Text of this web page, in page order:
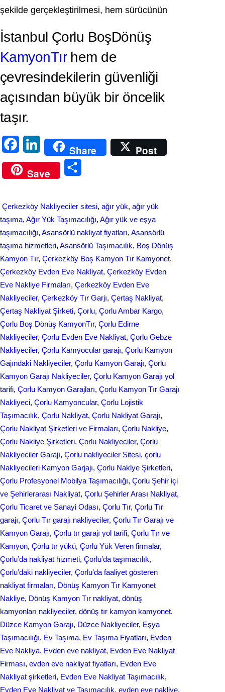
şekilde gerçekleştirilmesi, hem sürücünün
İstanbul Çorlu BoşDönüş
KamyonTırhem de
çevresindekilerin güvenliği
açısından büyük bir öncelik
taşır.
a
c
o
o
k
i
n
d
I
n
Share
Post
Save
r
e
Çerkezköy Nakliyeciler sitesi, ağır yük, ağır yük
taşıma, Ağır Yük Taşımacılığı, Ağır yük ve eşya
taşımacılığı, Asansörlü nakliyat fiyatları, Asansörlü
taşıma hizmetleri, Asansörlü Taşımacılık, Boş Dönüş
Kamyon Tır, Çerkezköy Boş Kamyon Tır Kamyonet
Çerkezköy Evden Eve Nakliyat, Çerkezköy Evden
Eve Nakliye Firmaları, Çerkezköy Evden Eve
Nakliyeciler, Çerkezköy Tır Garjı, Çertaş Nakliyat
Çertaş Nakliyat Şirketi, Çorlu, Çorlu Ambar Kargo
Çorlu Boş Dönüş KamyonTır, Çorlu Edirne
Nakliyeciler, Çorlu Evden Eve Nakliyat, Çorlu Gebze
Nakliyeciler, Çorlu Kamyocular garajı, Çorlu Kamyon
Gajındaki Nakliyeciler, Çorlu Kamyon Garajı, Çorlu
Kamyon Garajı Nakliyeciler, Çorlu Kamyon Garajı yol
tarifi, Çorlu Kamyon Garajları, Çorlu Kamyon Tır Garajı
Nakliyeci, Çorlu Kamyoncular, Çorlu Lojistik
Taşımacılık, Çorlu Nakliyat, Çorlu Nakliyat Garajı
Çorlu Nakliyat Şirketleri ve Firmaları, Çorlu Nakliye
Çorlu Nakliye Şirketleri, Çorlu Nakliyeciler, Çorlu
Nakliyeciler Garajı, Çorlu nakliyeciler Sitesi, çorlu
Nakliyecileri Kamyon Garjajı, Çorlu Naklye Şirketleri
Çorlu Profesyonel Mobilya Taşımacılığı, Çorlu Şehir içi
ve Şehirlerarası Nakliyat, Çorlu Şehirler Arası Nakliyat
Çorlu Ticaret ve Sanayi Odası, Çorlu Tır, Çorlu Tır
garajı, Çorlu Tır garajı nakliyeciler, Çorlu Tır Garajı ve
Kamyon Garajı, Çorlu tır garajı yol tarifi, Çorlu Tır ve
Kamyon, Çorlu tır yükü, Çorlu Yük Veren firmalar
Çorlu’da nakliyat hizmeti, Çorlu’da taşımacılık
Çorlu’daki nakliyeciler, Çorlu’da faaliyet gösteren
nakliyat firmaları, Dönüş Kamyon Tır Kamyonet
Nakliye, Dönüş Kamyon Tır nakliyat, dönüş
kamyonları nakliyeciler, dönüş tır kamyon kamyonet
Düzce Kamyon Garajı, Düzce Nakliyeciler, Eşya
Taşımacılığı, Ev Taşıma, Ev Taşıma Fiyatları, Evden
Eve Nakliya, Evden eve nakliyat, Evden Eve Nakliyat
Firması, evden eve nakliyat fіyatları, Evden Eve
Nakliyat şirketleri, Evden Eve Nakliyat Taşımacılık
Evden Eve Nakliyat ve Taşımacılık, evden eve nakliye